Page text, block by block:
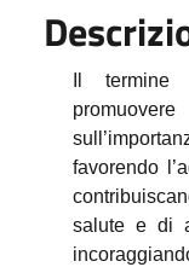
Il termine
favorendo l’
salute e di